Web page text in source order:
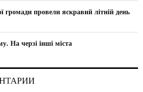
громади провели яскравий літній день
На черзі інші міста